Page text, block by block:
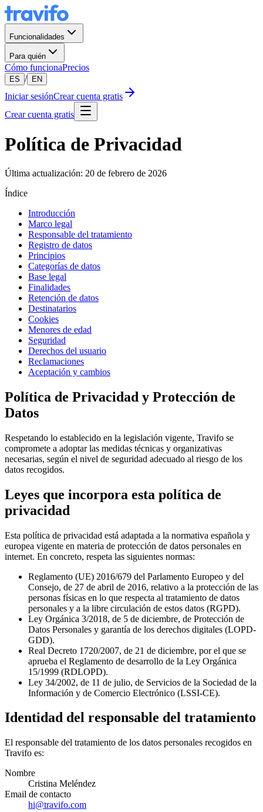
Funcionalidades
Para quién
Cómo funcionaPrecios
ES / EN
Iniciar sesiónCrear cuenta gratis
Crear cuenta gratis
Política de Privacidad
Última actualización: 20 de febrero de 2026
Índice
Introducción
Marco legal
Responsable del tratamiento
Registro de datos
Principios
Categorías de datos
Base legal
Finalidades
Retención de datos
Destinatarios
Cookies
Menores de edad
Seguridad
Derechos del usuario
Reclamaciones
Aceptación y cambios
Política de Privacidad y Protección de
Datos
Respetando lo establecido en la legislación vigente, Travifo se
compromete a adoptar las medidas técnicas y organizativas
necesarias, según el nivel de seguridad adecuado al riesgo de los
datos recogidos.
Leyes que incorpora esta política de
privacidad
Esta política de privacidad está adaptada a la normativa española y
europea vigente en materia de protección de datos personales en
internet. En concreto, respeta las siguientes normas:
Reglamento (UE) 2016/679 del Parlamento Europeo y del
Consejo, de 27 de abril de 2016, relativo a la protección de las
personas físicas en lo que respecta al tratamiento de datos
personales y a la libre circulación de estos datos (RGPD).
Ley Orgánica 3/2018, de 5 de diciembre, de Protección de
Datos Personales y garantía de los derechos digitales (LOPD-
GDD).
Real Decreto 1720/2007, de 21 de diciembre, por el que se
aprueba el Reglamento de desarrollo de la Ley Orgánica
15/1999 (RDLOPD).
Ley 34/2002, de 11 de julio, de Servicios de la Sociedad de la
Información y de Comercio Electrónico (LSSI-CE).
Identidad del responsable del tratamiento
El responsable del tratamiento de los datos personales recogidos en
Travifo es:
Nombre
Cristina Meléndez
Email de contacto
hi@travifo.com